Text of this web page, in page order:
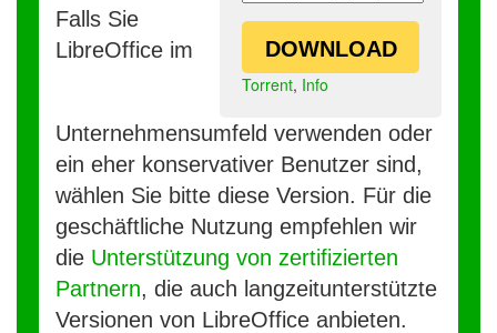
DOWNLOAD
Torrent, Info
Falls Sie
LibreOffice im
Unternehmensumfeld verwenden oder
ein eher konservativer Benutzer sind,
wählen Sie bitte diese Version. Für die
geschäftliche Nutzung empfehlen wir
die Unterstützung von zertifizierten
Partnern, die auch langzeitunterstützte
Versionen von LibreOffice anbieten.